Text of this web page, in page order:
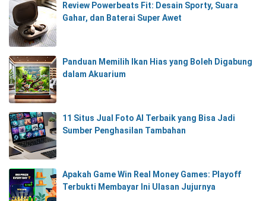
Review Powerbeats Fit: Desain Sporty, Suara
Gahar, dan Baterai Super Awet
Panduan Memilih Ikan Hias yang Boleh Digabung
dalam Akuarium
11 Situs Jual Foto AI Terbaik yang Bisa Jadi
Sumber Penghasilan Tambahan
Apakah Game Win Real Money Games: Playoff
Terbukti Membayar Ini Ulasan Jujurnya